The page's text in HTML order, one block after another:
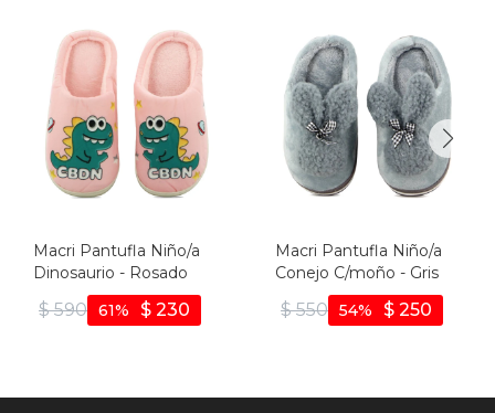
Macri Pantufla Niño/a
Dinosaurio - Rosado
$ 590 $ 230
61
Macri Pantufla Niño/a
Conejo C/moño - Gris
$ 550 $ 250
54